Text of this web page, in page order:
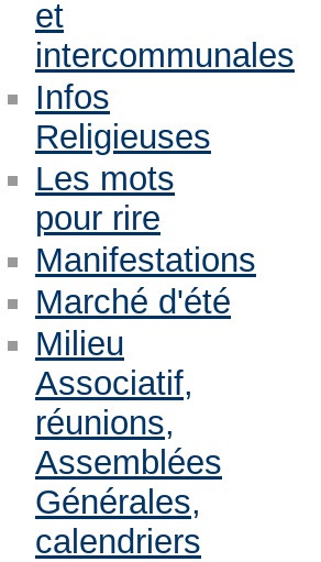
et
intercommunales
Infos
Religieuses
Les mots
pour rire
Manifestations
Marché d'été
Milieu
Associatif,
réunions,
Assemblées
Générales,
calendriers